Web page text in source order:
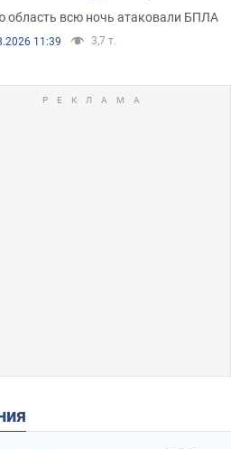
Генштаб раскрыл детали.
видео
область всю ночь атаковали БПЛА
11:39 3,7 т.